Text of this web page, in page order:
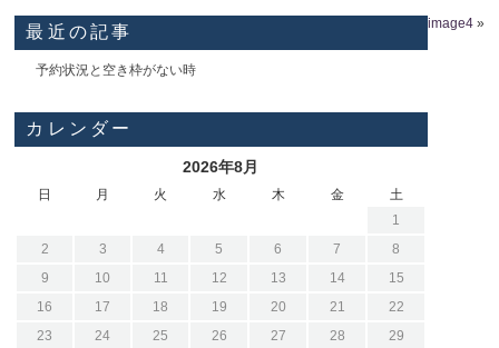
image4»
最近の記事
予約状況と空き枠がない時
カレンダー
2026年8月
日 月 火 水 木 金
土
1
2
3 4 5 6 7
8
9
10 11 12 13 14
15
16
17 18 19 20 21
22
23
24 25 26 27 28
29